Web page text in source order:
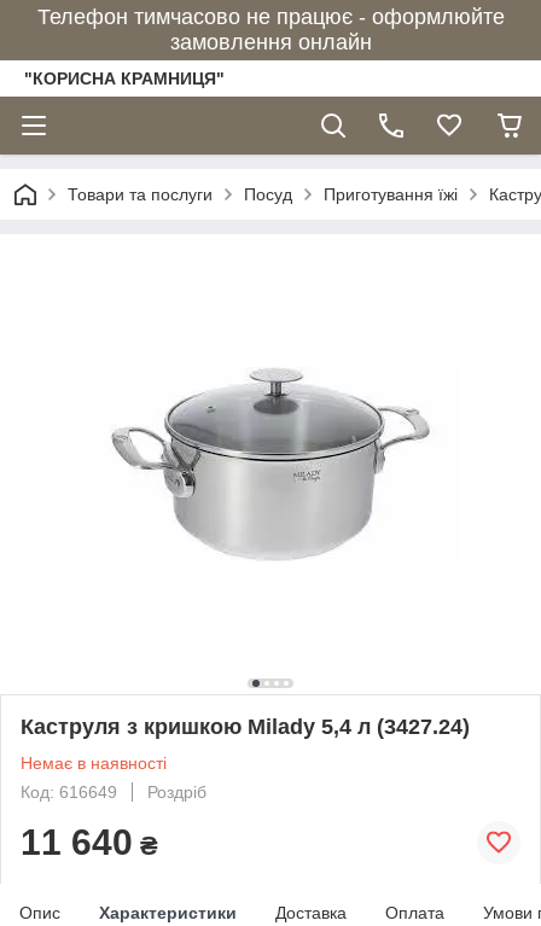
Телефон тимчасово не працює - оформлюйте
замовлення онлайн
"КОРИСНА КРАМНИЦЯ"
Товари та послуги Посуд Приготування їжі
Каструля з кришкою Milady 5,4 л (3427.24)
Немає в наявності
Код: 616649
Роздріб
11 640 ₴
Опис Характеристики Доставка Оплата Умови